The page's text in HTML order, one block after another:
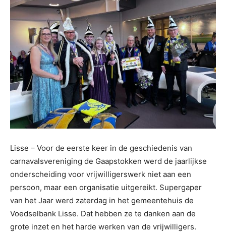
Lisse – Voor de eerste keer in de geschiedenis van
carnavalsvereniging de Gaapstokken werd de jaarlijkse
onderscheiding voor vrijwilligerswerk niet aan een
persoon, maar een organisatie uitgereikt. Supergaper
van het Jaar werd zaterdag in het gemeentehuis de
Voedselbank Lisse. Dat hebben ze te danken aan de
grote inzet en het harde werken van de vrijwilligers.